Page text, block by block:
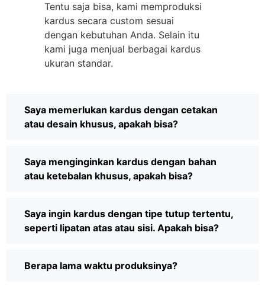
Tentu saja bisa, kami memproduksi
kardus secara custom sesuai
dengan kebutuhan Anda. Selain itu
kami juga menjual berbagai kardus
ukuran standar.
Saya memerlukan kardus dengan cetakan
atau desain khusus, apakah bisa?
Saya menginginkan kardus dengan bahan
atau ketebalan khusus, apakah bisa?
Saya ingin kardus dengan tipe tutup tertentu,
seperti lipatan atas atau sisi. Apakah bisa?
Berapa lama waktu produksinya?